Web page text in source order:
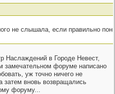
не слышала, если правильно
Наслаждений в Городе Невест,
замечательном форуме написано
уж точно ничего не
затем вновь возвращались
форуму...